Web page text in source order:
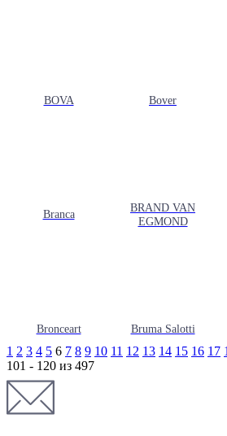
BOVA Bover
Branca
BRAND VAN
EGMOND
Bronceart Bruma Salotti
1 2 3 4 5 6 7 8 9 10 11 12 13 14 15 16 17
101 - 120 из 497